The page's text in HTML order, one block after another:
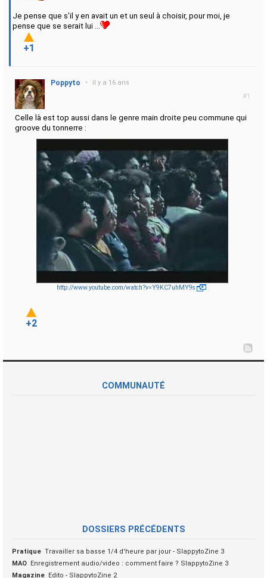
Je pense que s'il y en avait un et un seul à choisir, pour moi, je
pense que se serait lui ...
+1
#1
Poppyto • il y a 16 ans
Celle là est top aussi dans le genre main droite peu commune qui
groove du tonnerre :
http://www.youtube.com/watch?v=Y9KC7uhMY9s
+2
COMMUNAUTÉ
DOSSIERS PRÉCÉDENTS
Pratique Travailler sa basse 1/4 d'heure par jour - SlappytoZine 3
MAO
Enregistrement audio/video : comment faire ? SlappytoZine 3
Magazine
Edito - SlappytoZine 2